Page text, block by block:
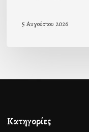
5 Αυγούστου 2026
Κατηγορίες